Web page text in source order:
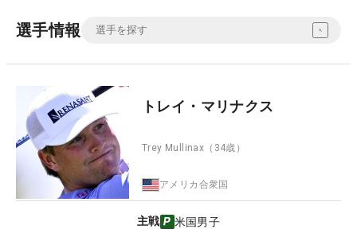
選手情報
トレイ・マリナクス
Trey Mullinax （34歳）
アメリカ合衆国
主戦 米国男子